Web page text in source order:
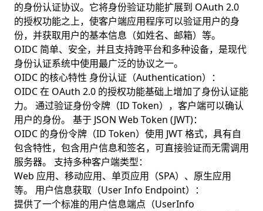
的身份认证协议。它将身份验证功能扩展到 OAuth 2.0
的授权功能之上，使客户端应用程序可以验证用户的身
份，并获取用户的基本信息（如姓名、邮箱）等。
OIDC 简单、安全，并且支持跨平台和多种设备，是现代
身份认证系统中使用最广泛的协议之一。
OIDC 的核心特性 身份认证（Authentication）：
OIDC 在 OAuth 2.0 的授权功能基础上增加了身份认证能
力。 通过验证身份令牌（ID Token），客户端可以确认
用户的身份。 基于 JSON Web Token (JWT)：
OIDC 的身份令牌（ID Token）使用 JWT 格式，具有自
包含特性，包含用户信息和签名，可直接验证而无需调用
服务器。 支持多种客户端类型：
Web 应用、移动应用、单页应用（SPA）、原生应用
等。 用户信息获取（User Info Endpoint）：
提供了一个标准的用户信息端点（UserInfo